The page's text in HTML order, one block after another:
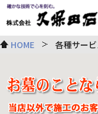
HOME 各種サー